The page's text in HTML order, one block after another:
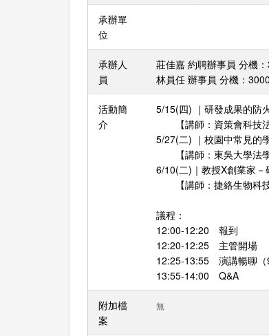
承辦單
位
承辦人
員
莊佳嘉 約聘辦事員 分機
林員任 辦事員 分機：
活動簡
介
5/15(四) ｜研發成果的防
【講師：資策會科技法
5/27(二) ｜校園中常見的
【講師：東吳大學法學
6/10(二)｜教授X創業家－
【講師：捷絡生物科技
議程：
12:00-12:20 報到
12:20-12:25 主管開場
12:25-13:55 演講暢聊（
13:55-14:00 Q&A
附加檔
案
無